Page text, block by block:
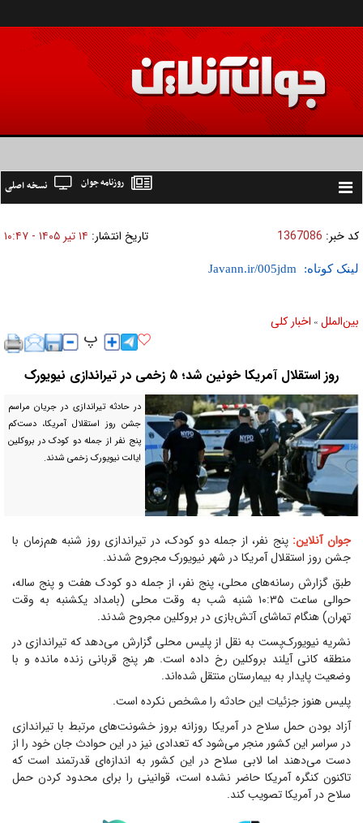
Toggle
نسخه اصلی روزنامه جوان
کد خبر: 1367086 تاریخ انتشار: ۱۴ تير ۱۴۰۵ - ۱۰:۴۷
لینک کوتاه:
بين‌الملل » اخبار كلی
روز استقلال آمریکا خونین شد؛ ۵ زخمی در تیراندازی نیویورک
در حادثه تیراندازی در جریان مراسم
جشن روز استقلال آمریکا، دست‌کم
پنج نفر از جمله دو کودک در بروکلین
ایالت نیویورک زخمی شدند.
جوان آنلاین: پنج نفر، از جمله دو کودک، در تیراندازی روز شنبه هم‌زمان با
جشن روز استقلال آمریکا در شهر نیویورک مجروح شدند.
طبق گزارش رسانه‌های محلی، پنج نفر، از جمله دو کودک هفت و پنج ساله،
حوالی ساعت ۱۰:۳۵ شنبه شب به وقت محلی (بامداد یکشنبه به وقت
تهران) هنگام تماشای آتش‌بازی در بروکلین مجروح شدند.
نشریه نیویورک‌پست به نقل از پلیس محلی گزارش می‌دهد که تیراندازی در
منطقه کانی آیلند بروکلین رخ داده است. هر پنج قربانی زنده مانده و با
وضعیت پایدار به بیمارستان منتقل شده‌اند.
پلیس هنوز جزئیات این حادثه را مشخص نکرده است.
آزاد بودن حمل سلاح در آمریکا روزانه بروز خشونت‌های مرتبط با تیراندازی
در سراسر این کشور منجر می‌شود که تعدادی نیز در این حوادث جان خود را از
دست می‌دهند اما لابی سلاح در این کشور به اندازه‌ای قدرتمند است که
تاکنون کنگره آمریکا حاضر نشده است، قوانینی را برای محدود کردن حمل
سلاح در آمریکا تصویب کند.